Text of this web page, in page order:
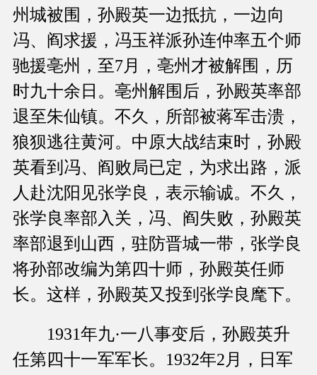
州城被围，孙殿英一边抵抗，一边向
冯、阎求援，冯玉祥派孙连仲率五个师
驰援亳州，至7月，亳州才被解围，历
时九十余日。亳州解围后，孙殿英率部
退至朱仙镇。不久，所部被蒋军击溃，
狼狈逃往黄河。中原大战结束时，孙殿
英看到冯、阎败局已定，为求出路，派
人赴沈阳见张学良，表示输诚。不久，
张学良率部入关，冯、阎失败，孙殿英
率部退到山西，驻防晋城一带，张学良
将孙部改编为第四十师，孙殿英任师
长。这样，孙殿英又投到张学良麾下。
1931年九·一八事变后，孙殿英升
任第四十一军军长。1932年2月，日军